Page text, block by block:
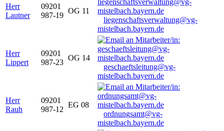
Herr
Lautner
09201
987-19
OG 11
liegenschaftsverwaltung@vg-
mistelbach.bayern.de
Herr
Lippert
09201
987-23
OG 14
geschaeftsleitung@vg-
mistelbach.bayern.de
Herr
Rauh
09201
987-12
EG 08
ordnungsamt@vg-
mistelbach.bayern.de